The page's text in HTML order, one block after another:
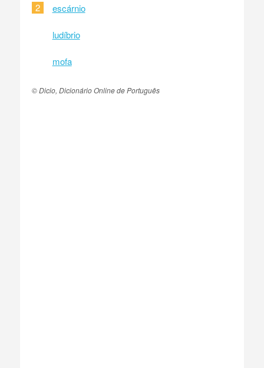
2 escárnio
ludíbrio
mofa
© Dicio, Dicionário Online de Português